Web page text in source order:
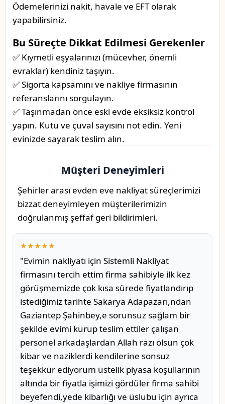
Ödemelerinizi nakit, havale ve EFT olarak
yapabilirsiniz.
Bu Süreçte Dikkat Edilmesi Gerekenler
✅ Kıymetli eşyalarınızı (mücevher, önemli
evraklar) kendiniz taşıyın.
✅ Sigorta kapsamını ve nakliye firmasının
referanslarını sorgulayın.
✅ Taşınmadan önce eski evde eksiksiz kontrol
yapın. Kutu ve çuval sayısını not edin. Yeni
evinizde sayarak teslim alın.
Müşteri Deneyimleri
Şehirler arası evden eve nakliyat süreçlerimizi
bizzat deneyimleyen müşterilerimizin
doğrulanmış şeffaf geri bildirimleri.
★★★★★
"Evimin nakliyatı için Sistemli Nakliyat
firmasını tercih ettim firma sahibiyle ilk kez
görüşmemizde çok kısa sürede fiyatlandırıp
istediğimiz tarihte Sakarya Adapazarı,ndan
Gaziantep Şahinbey,e sorunsuz sağlam bir
şekilde evimi kurup teslim ettiler çalışan
personel arkadaşlardan Allah razı olsun çok
kibar ve naziklerdi kendilerine sonsuz
teşekkür ediyorum üstelik piyasa koşullarının
altında bir fiyatla işimizi gördüler firma sahibi
beyefendi,yede kibarlığı ve üslubu için ayrıca